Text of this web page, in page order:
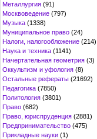
Металлургия (91)
Москвоведение (797)
Музыка (1338)
Муниципальное право (24)
Налоги, налогообложение (214)
Наука и техника (1141)
Начертательная геометрия (3)
Оккультизм и уфология (8)
Остальные рефераты (21692)
Педагогика (7850)
Политология (3801)
Право (682)
Право, юриспруденция (2881)
Предпринимательство (475)
Прикладные науки (1)